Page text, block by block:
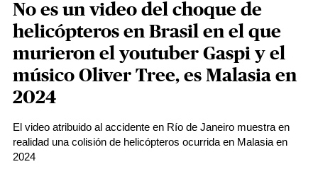
No es un video del choque de
helicópteros en Brasil en el que
murieron el youtuber Gaspi y el
músico Oliver Tree, es Malasia en
2024
El video atribuido al accidente en Río de Janeiro muestra en
realidad una colisión de helicópteros ocurrida en Malasia en
2024